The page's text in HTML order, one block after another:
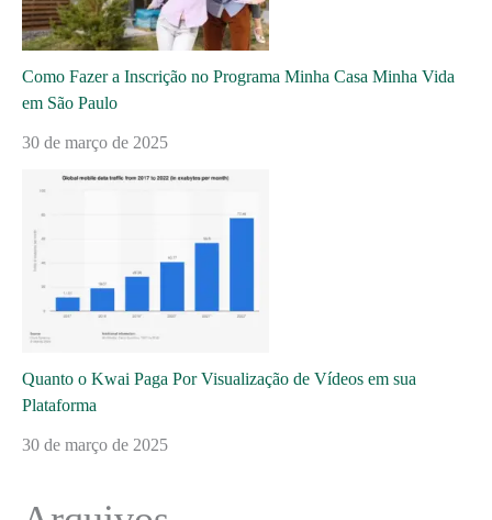
Como Fazer a Inscrição no Programa Minha Casa Minha Vida
em São Paulo
30 de março de 2025
Quanto o Kwai Paga Por Visualização de Vídeos em sua
Plataforma
30 de março de 2025